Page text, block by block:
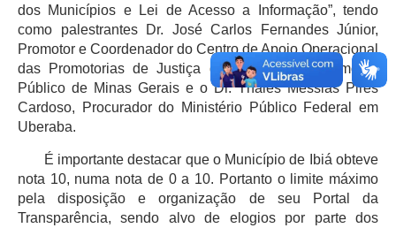
dos Municípios e Lei de Acesso a Informação”, tendo
como palestrantes Dr. José Carlos Fernandes Júnior,
Promotor e Coordenador do Centro de Apoio Operacional
das Promotorias de Justiça de Defesa do Patrimônio
Público de Minas Gerais e o Dr. Thales Messias Pires
Cardoso, Procurador do Ministério Público Federal em
Uberaba.
É importante destacar que o Município de Ibiá obteve
nota 10, numa nota de 0 a 10. Portanto o limite máximo
pela disposição e organização de seu Portal da
Transparência, sendo alvo de elogios por parte dos